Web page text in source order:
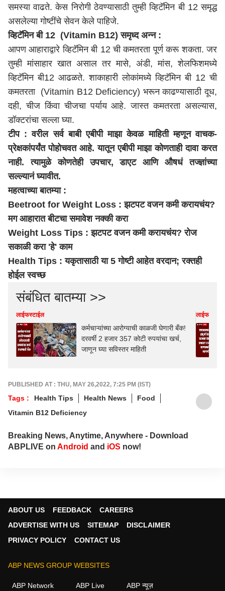
समस्या वाढते. केस निरोगी ठेवण्यासाठी तुम्ही व्हिटॅमिन बी 12 समृद्ध
असलेल्या गोष्टींचे सेवन केले पाहिजे.
व्हिटॅमिन बी 12 (Vitamin B12) समृध्द अन्न :
आपण आहाराद्वारे व्हिटॅमिन बी 12 ची कमतरता पूर्ण करू शकता. जर
तुम्ही मांसाहार खात असाल तर मासे, अंडी, मांस, शेलफिशमध्ये
व्हिटॅमिन बी12 आढळते. शाकाहारी लोकांमध्ये व्हिटॅमिन बी 12 ची
कमतरता (Vitamin B12 Deficiency) भरून काढण्यासाठी दूध,
दही, चीज किंवा चीजचा पर्याय आहे. जास्त कमतरता असल्यास,
डॉक्टरांचा सल्ला घ्या.
टीप : वरील सर्व बाबी एबीपी माझा केवळ माहिती म्हणून वाचक-
प्रेक्षकांपर्यंत पोहोचवत आहे. यातून एबीपी माझा कोणताही दावा करत
नाही. त्यामुळे कोणतेही उपचार, डाएट आणि औषधं तज्ज्ञांच्या
सल्ल्यानं घ्यावीत.
महत्वाच्या बातम्या :
Beetroot for Weight Loss : झटपट वजन कमी करायचंय?
मग आहारात बीटचा समावेश नक्की करा
Weight Loss Tips : झटपट वजन कमी करायचंय? रोज
सकाळी करा 'हे' काम
Health Tips : यकृतासाठी या 5 गोष्टी आहेत वरदान; रक्तही
होईल स्वच्छ
संबंधित बातम्या >>
लाईफस्टाईल
कर्मचाऱ्यांच्या आरोग्याची काळजी घेणारी बँक!
दरवर्षी 2 हजार 357 कोटी रुपयांचा खर्च,
जाणून घ्या सविस्तर माहिती
लाईफस्टाईल
PUBLISHED AT : THU, MAY 26,2022, 7:25 PM (IST)
Tags : Health Tips Health News
Food
Vitamin B12 Deficiency
Breaking News, Anytime, Anywhere - Download
ABPLIVE on Android and iOS now!
ABOUT US FEEDBACK
CAREERS
ADVERTISE WITH US
SITEMAP
DISCLAIMER
PRIVACY POLICY
CONTACT US
ABP NEWS GROUP WEBSITES
ABP Network ABP Live ABP न्यूज़